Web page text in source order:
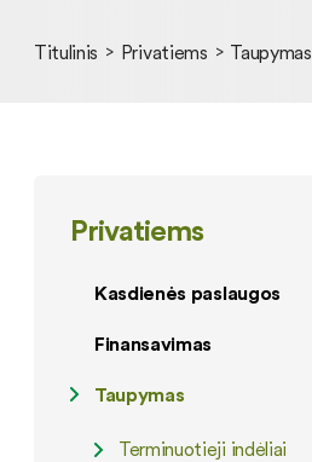
Titulinis Privatiems Taupymas
Privatiems
Kasdienės paslaugos
Finansavimas
Taupymas
Terminuotieji indėliai